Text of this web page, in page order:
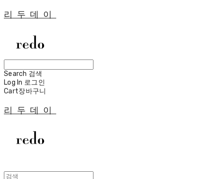
리두데이
Search 검색
Log In 로그인
Cart장바구니
리두데이